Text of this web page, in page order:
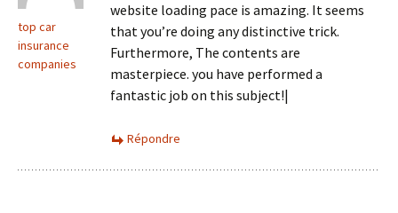
top car
insurance
companies
website loading pace is amazing. It seems
that you’re doing any distinctive trick.
Furthermore, The contents are
masterpiece. you have performed a
fantastic job on this subject!|
Répondre